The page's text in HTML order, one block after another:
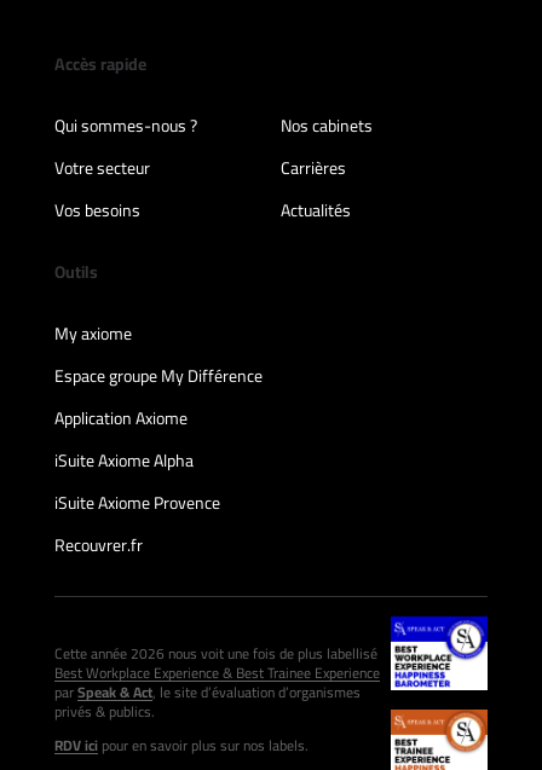
Accès rapide
Qui sommes-nous ?
Nos cabinets
Votre secteur
Carrières
Vos besoins
Actualités
Outils
My axiome
Espace groupe My Différence
Application Axiome
iSuite Axiome Alpha
iSuite Axiome Provence
Recouvrer.fr
Cette année 2026 nous voit une fois de plus labellisé
Best Workplace Experience & Best Trainee Experience
parSpeak & Act, le site d’évaluation d’organismes
privés & publics.
RDV icipour en savoir plus sur nos labels.